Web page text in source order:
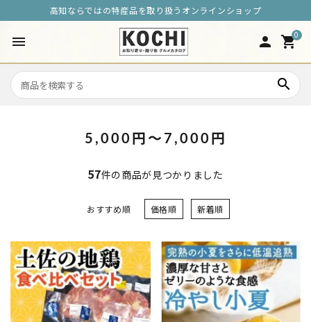
高知ならではの特産品を取り扱うオンラインショップ
menu person 0
shopping_cart
search
5,000円〜7,000円
57件の商品が見つかりました
おすすめ順 価格順 新着順